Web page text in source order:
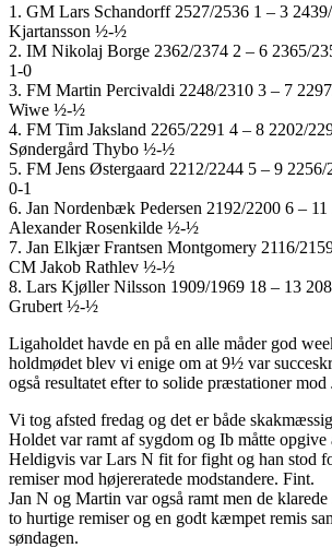
1. GM Lars Schandorff 2527/2536 1 – 3
Kjartansson ½-½
2. IM Nikolaj Borge 2362/2374 2 – 6 2365/
1-0
3. FM Martin Percivaldi 2248/2310 3 – 7
Wiwe ½-½
4. FM Tim Jaksland 2265/2291 4 – 8 2202/
Søndergård Thybo ½-½
5. FM Jens Østergaard 2212/2244 5 – 9
0-1
6. Jan Nordenbæk Pedersen 2192/2200 6 –
Alexander Rosenkilde ½-½
7. Jan Elkjær Frantsen Montgomery 2116/
CM Jakob Rathlev ½-½
8. Lars Kjøller Nilsson 1909/1969 18 – 13
Grubert ½-½
Ligaholdet havde en på en alle måder god
holdmødet blev vi enige om at 9½ var
også resultatet efter to solide præstationer mod
Vi tog afsted fredag og det er både
Holdet var ramt af sygdom og Ib måtte opgive
Heldigvis var Lars N fit for fight og han stod
remiser mod højereratede modstandere. Fint.
Jan N og Martin var også ramt men de
to hurtige remiser og en godt kæmpet remis
søndagen.